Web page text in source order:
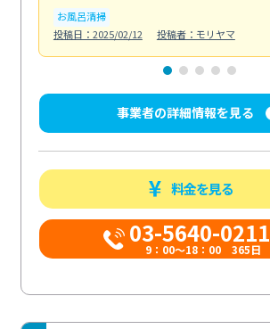
お風呂清掃
投稿日：2025/02/12
投稿者：モリヤマ
事業者の詳細情報を見る
料金を見る
03-5640-0211
9：00～18：00 365日